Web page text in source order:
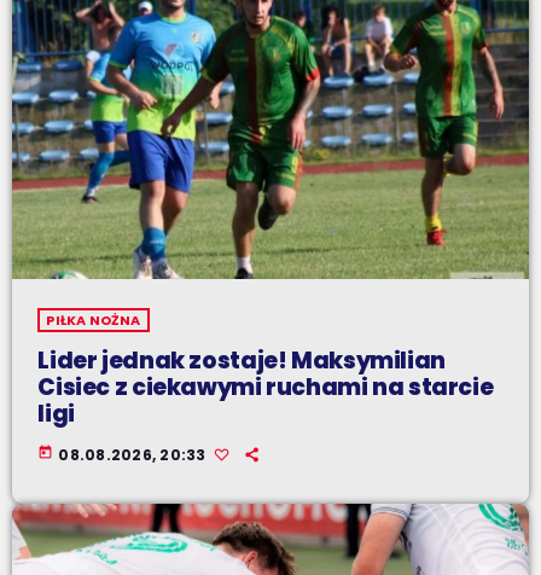
PIŁKA NOŻNA
Lider jednak zostaje! Maksymilian
Cisiec z ciekawymi ruchami na starcie
ligi
today 08.08.2026, 20:33